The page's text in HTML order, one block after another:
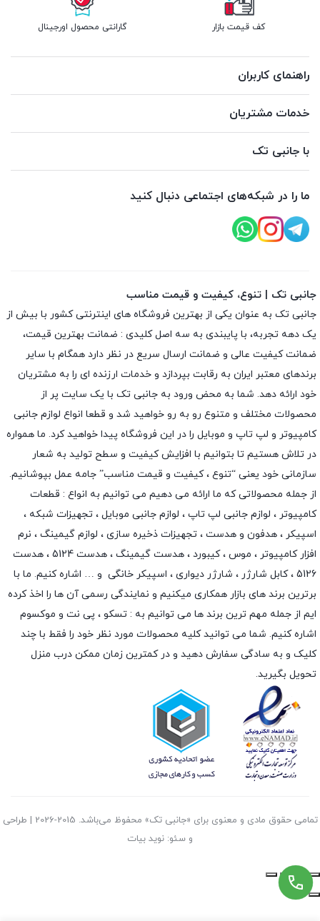
کف قیمت بازار گارانتی محصول اورجینال
راهنمای کاربران
خدمات مشتریان
با جانبی تک
ما را در شبکه‌های اجتماعی دنبال کنید
جانبی تک | تنوع، کیفیت و قیمت مناسب
جانبی تک به عنوان یکی از بهترین فروشگاه های اینترنتی کشور با بیش از
یک دهه تجربه، با پایبندی به سه اصل کلیدی : ضمانت بهترین قیمت،
ضمانت کیفیت عالی و ضمانت ارسال سریع در نظر دارد همگام با سایر
برندهای معتبر ایران به رقابت بپردازد و خدمات ارزنده ای را به مشتریان
خود ارائه دهد. شما به محض ورود به جانبی تک با یک سایت پر از
محصولات مختلف و متنوع رو به رو خواهید شد و قطعا انواع لوازم جانبی
کامپیوتر و لپ تاپ و موبایل را در این فروشگاه پیدا خواهید کرد. ما همواره
در تلاش هستیم تا بتوانیم با افزایش کیفیت و سطح تولید به شعار
سازمانی خود یعنی “تنوع ، کیفیت و قیمت مناسب” جامه عمل بپوشانیم.
از جمله محصولاتی که ما ارائه می دهیم می توانیم به انواع : قطعات
کامپیوتر ، لوازم جانبی لپ تاپ ، لوازم جانبی موبایل ، تجهیزات شبکه ،
اسپیکر ، هدفون و هدست ، تجهیزات ذخیره سازی ، لوازم گیمینگ ، نرم
افزار کامپیوتر ، موس ،کیبورد ، هدست گیمینگ
، هدست 5124 ، هدست
5126 ،
کابل شارژر ، شارژر دیواری ، اسپیکر خانگی و … اشاره کنیم. ما با
برترین برند های بازار همکاری میکنیم و نمایندگی رسمی آن ها را اخذ کرده
ایم از جمله مهم ترین برند ها می توانیم به : تسکو ، پی نت و موکسوم
اشاره کنیم. شما می توانید کلیه محصولات مورد نظر خود را فقط با چند
کلیک و به سادگی سفارش دهید و در کمترین زمان ممکن درب منزل
تحویل بگیرید.
تمامی حقوق مادی و معنوی برای «جانبی تک» محفوظ می‌باشد. 2015-2026 | طراحی
و سئو: نوید بیات